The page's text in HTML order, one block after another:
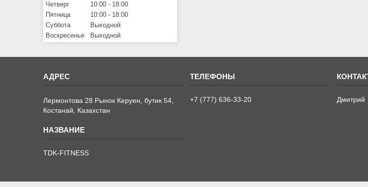
Четверг
10:00
18:00
Пятница
10:00
18:00
Суббота
Выходной
Воскресенье
Выходной
Лермонтова 28 Рынок Керуен, бутик 54,
Костанай, Казахстан
TDK-FITNESS
+7 (777) 636-33-20 Дмитрий